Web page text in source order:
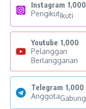
Instagram 1,000
PengikutIkuti
Youtube 1,000
Pelanggan
Berlangganan
Telegram 1,000
AnggotaGabung